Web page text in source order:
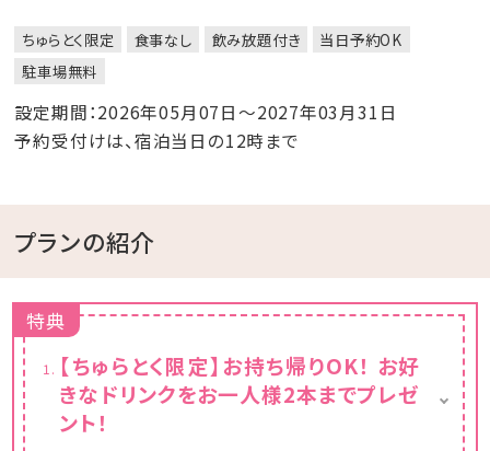
ちゅらとく限定 食事なし 飲み放題付き
当日予約OK
駐車場無料
設定期間：2026年05月07日～2027年03月31日
予約受付けは、宿泊当日の12時まで
プランの紹介
特典
【ちゅらとく限定】お持ち帰りOK！ お好
きなドリンクをお一人様2本までプレゼ
ント！